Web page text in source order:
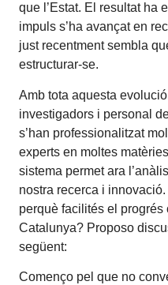
que l’Estat. El resultat ha
impuls s’ha avançat en
just recentment sembla
estructurar-se.
Amb tota aquesta
investigadors i personal
s’han professionalitzat
experts en moltes
sistema permet ara
nostra recerca i
perquè facilités el
Catalunya? Proposo
següent:
Començo pel que no